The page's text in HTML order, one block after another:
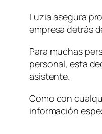
Luzia asegura
empresa detrás
Para muchas
personal, esta
asistente.
Como con
información